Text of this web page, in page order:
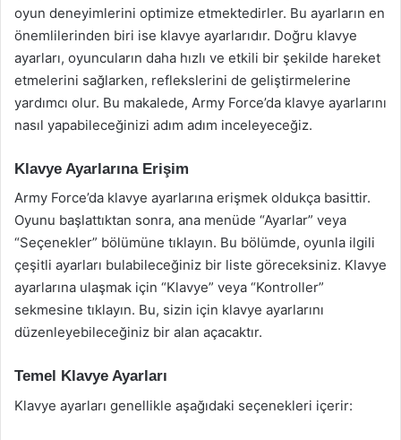
oyun deneyimlerini optimize etmektedirler. Bu ayarların en
önemlilerinden biri ise klavye ayarlarıdır. Doğru klavye
ayarları, oyuncuların daha hızlı ve etkili bir şekilde hareket
etmelerini sağlarken, reflekslerini de geliştirmelerine
yardımcı olur. Bu makalede, Army Force’da klavye ayarlarını
nasıl yapabileceğinizi adım adım inceleyeceğiz.
Klavye Ayarlarına Erişim
Army Force’da klavye ayarlarına erişmek oldukça basittir.
Oyunu başlattıktan sonra, ana menüde “Ayarlar” veya
“Seçenekler” bölümüne tıklayın. Bu bölümde, oyunla ilgili
çeşitli ayarları bulabileceğiniz bir liste göreceksiniz. Klavye
ayarlarına ulaşmak için “Klavye” veya “Kontroller”
sekmesine tıklayın. Bu, sizin için klavye ayarlarını
düzenleyebileceğiniz bir alan açacaktır.
Temel Klavye Ayarları
Klavye ayarları genellikle aşağıdaki seçenekleri içerir: